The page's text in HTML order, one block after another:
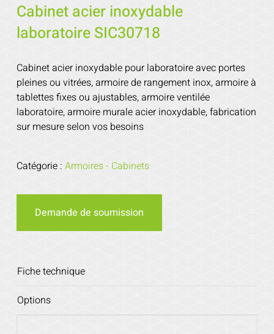
Cabinet acier inoxydable
laboratoire SIC30718
Cabinet acier inoxydable pour laboratoire avec portes
pleines ou vitrées, armoire de rangement inox, armoire à
tablettes fixes ou ajustables, armoire ventilée
laboratoire, armoire murale acier inoxydable, fabrication
sur mesure selon vos besoins
Catégorie : Armoires - Cabinets
Demande de soumission
Fiche technique
Options